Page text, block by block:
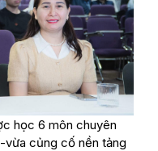
học 6 môn chuyên
vừa củng cố nền tảng